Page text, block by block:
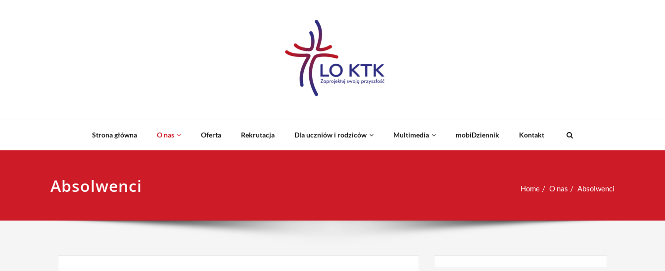
Strona główna O nas Oferta Rekrutacja Dla uczniów i rodziców Multimedia mobiDziennik Kontakt
Absolwenci Home O nas Absolwenci